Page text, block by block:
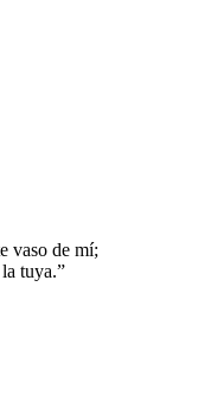
vaso de mí;
tuya.”